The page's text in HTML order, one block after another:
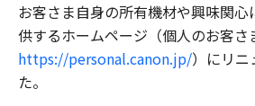
お客さま自身の所有機材や興味関
供するホームページ（個人のお客さ
https://personal.canon.jp/）にリニ
た。